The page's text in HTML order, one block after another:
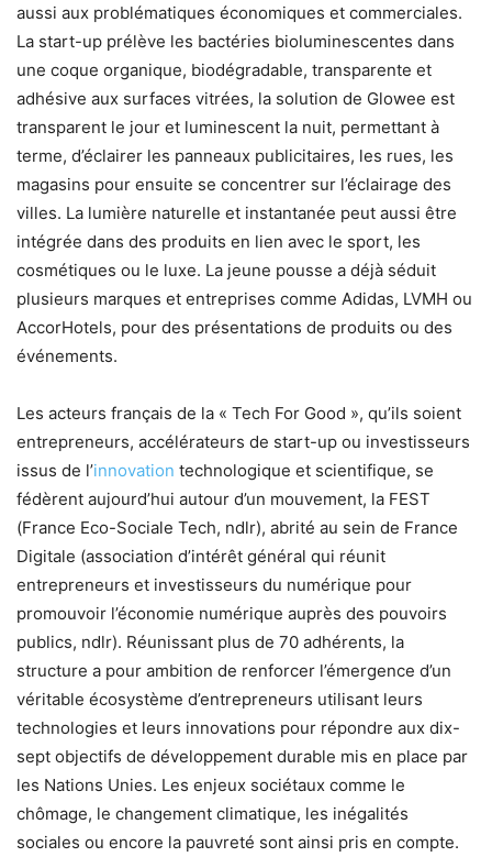
aussi aux problématiques économiques et commerciales.
La start-up prélève les bactéries bioluminescentes dans
une coque organique, biodégradable, transparente et
adhésive aux surfaces vitrées, la solution de Glowee est
transparent le jour et luminescent la nuit, permettant à
terme, d’éclairer les panneaux publicitaires, les rues, les
magasins pour ensuite se concentrer sur l’éclairage des
villes. La lumière naturelle et instantanée peut aussi être
intégrée dans des produits en lien avec le sport, les
cosmétiques ou le luxe. La jeune pousse a déjà séduit
plusieurs marques et entreprises comme Adidas, LVMH ou
AccorHotels, pour des présentations de produits ou des
événements.
Les acteurs français de la « Tech For Good », qu’ils soient
entrepreneurs, accélérateurs de start-up ou investisseurs
issus de l’innovation technologique et scientifique, se
fédèrent aujourd’hui autour d’un mouvement, la FEST
(France Eco-Sociale Tech, ndlr), abrité au sein de France
Digitale (association d’intérêt général qui réunit
entrepreneurs et investisseurs du numérique pour
promouvoir l’économie numérique auprès des pouvoirs
publics, ndlr). Réunissant plus de 70 adhérents, la
structure a pour ambition de renforcer l’émergence d’un
véritable écosystème d’entrepreneurs utilisant leurs
technologies et leurs innovations pour répondre aux dix-
sept objectifs de développement durable mis en place par
les Nations Unies. Les enjeux sociétaux comme le
chômage, le changement climatique, les inégalités
sociales ou encore la pauvreté sont ainsi pris en compte.